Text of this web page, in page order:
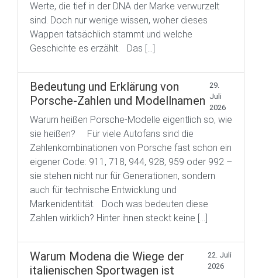
Werte, die tief in der DNA der Marke verwurzelt
sind. Doch nur wenige wissen, woher dieses
Wappen tatsächlich stammt und welche
Geschichte es erzählt. Das […]
Bedeutung und Erklärung von
Porsche-Zahlen und Modellnamen
29.
Juli
2026
Warum heißen Porsche-Modelle eigentlich so, wie
sie heißen? Für viele Autofans sind die
Zahlenkombinationen von Porsche fast schon ein
eigener Code: 911, 718, 944, 928, 959 oder 992 –
sie stehen nicht nur für Generationen, sondern
auch für technische Entwicklung und
Markenidentität. Doch was bedeuten diese
Zahlen wirklich? Hinter ihnen steckt keine […]
Warum Modena die Wiege der
italienischen Sportwagen ist
22. Juli
2026